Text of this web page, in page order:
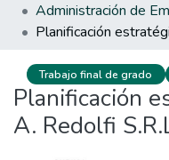
Administración de
Trabajo final de grado
Planificación
A. Redolfi